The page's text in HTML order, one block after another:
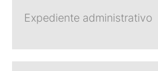
Expediente administrativo